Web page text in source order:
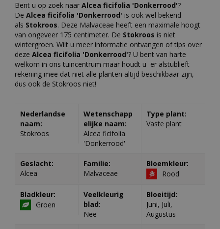
Bent u op zoek naar Alcea ficifolia 'Donkerrood'?
De Alcea ficifolia 'Donkerrood' is ook wel bekend
als Stokroos. Deze Malvaceae heeft een maximale hoogt
van ongeveer 175 centimeter. De Stokroos is niet
wintergroen. Wilt u meer informatie ontvangen of tips over
deze Alcea ficifolia 'Donkerrood'? U bent van harte
welkom in ons tuincentrum maar houdt u er alstublieft
rekening mee dat niet alle planten altijd beschikbaar zijn,
dus ook de Stokroos niet!
Nederlandse
naam:
Stokroos
Wetenschapp
elijke naam:
Alcea ficifolia
'Donkerrood'
Type plant:
Vaste plant
Geslacht:
Alcea
Familie:
Malvaceae
Bloemkleur:
Rood
Bladkleur:
Groen
Veelkleurig
blad:
Nee
Bloeitijd:
Juni, Juli,
Augustus